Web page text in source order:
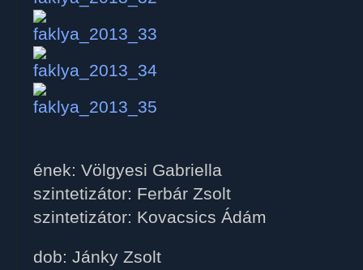
ének: Völgyesi Gabriella
szintetizátor: Ferbár Zsolt
szintetizátor: Kovacsics Ádám
dob: Jánky Zsolt